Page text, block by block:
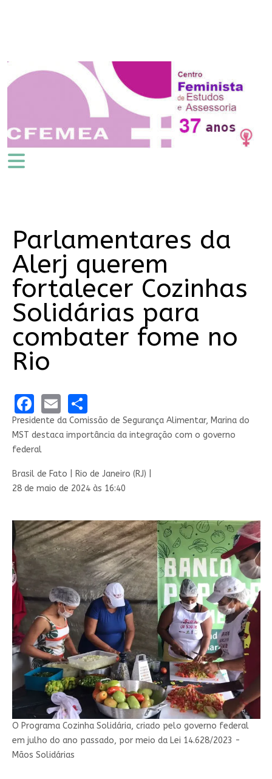
Parlamentares da
Alerj querem
fortalecer Cozinhas
Solidárias para
combater fome no
Rio
Facebook
EmailShare
Presidente da Comissão de Segurança Alimentar, Marina do
MST destaca importância da integração com o governo
federal
Brasil de Fato | Rio de Janeiro (RJ) |
28 de maio de 2024 às 16:40
O Programa Cozinha Solidária, criado pelo governo federal
em julho do ano passado, por meio da Lei 14.628/2023 -
Mãos Solidárias